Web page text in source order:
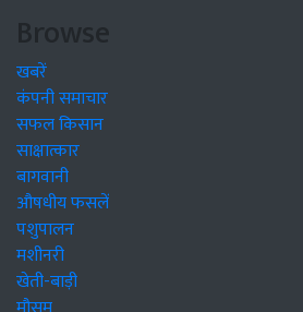
Browse
खबरें
कंपनी समाचार
सफल किसान
साक्षात्कार
बागवानी
औषधीय फसलें
पशुपालन
मशीनरी
खेती-बाड़ी